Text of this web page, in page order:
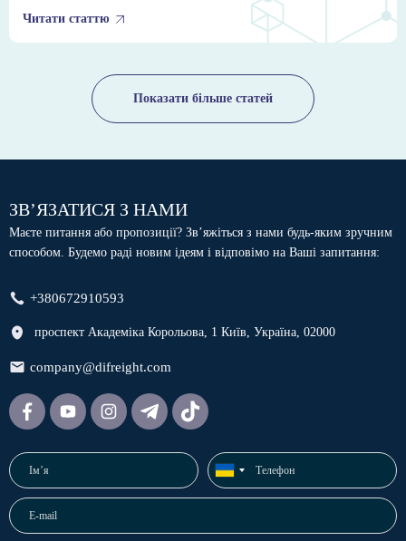
Читати статтю
Показати більше статей
ЗВ’ЯЗАТИСЯ З НАМИ
Маєте питання або пропозиції? Зв’яжіться з нами будь-яким зручним
способом. Будемо раді новим ідеям і відповімо на Ваші запитання:
+380672910593
проспект Академіка Корольова, 1 Київ, Україна, 02000
company@difreight.com